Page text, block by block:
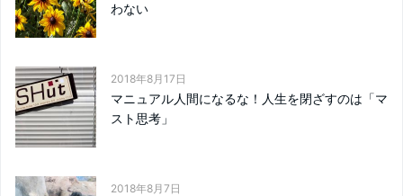
わない
2018年8月17日
マニュアル人間になるな！人生を閉ざすのは「マ
スト思考」
2018年8月7日